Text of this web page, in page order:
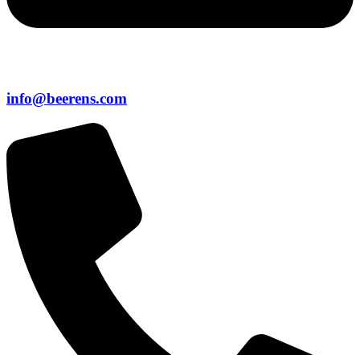
info@beerens.com